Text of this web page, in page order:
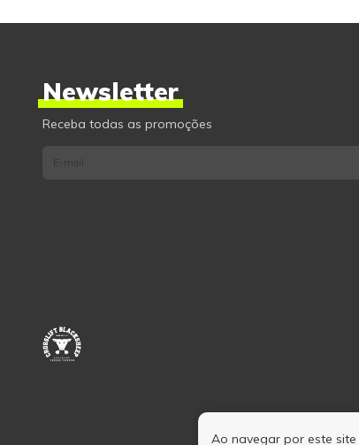
Ao navegar por este site
Newsletter
Receba todas as promoções